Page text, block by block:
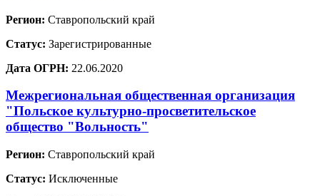
Регион: Ставропольский край
Статус: Зарегистрированные
Дата ОГРН: 22.06.2020
Межрегиональная общественная организация
"Польское культурно-просветительское
общество "Вольность"
Регион: Ставропольский край
Статус: Исключенные